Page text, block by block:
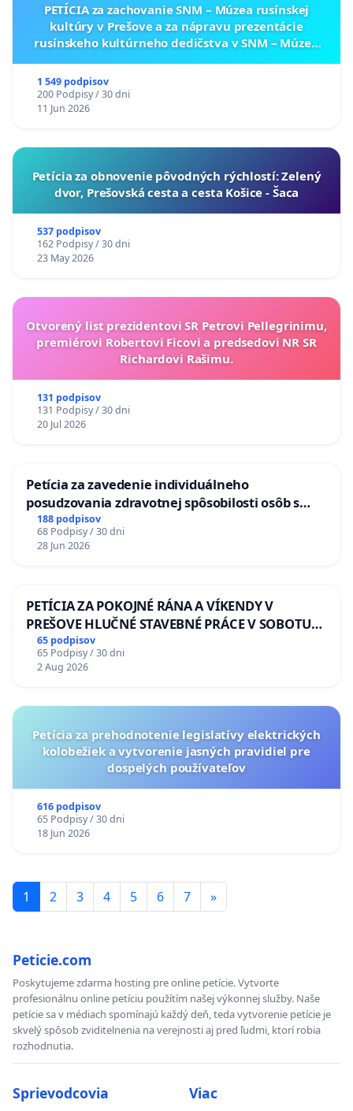
PETÍCIA za zachovanie SNM – Múzea rusínskej
kultúry v Prešove a za nápravu prezentácie
rusínskeho kultúrneho dedičstva v SNM – Múzeu
1 549 podpisov
200 Podpisy / 30 dni
11 Jun 2026
​Petícia za obnovenie pôvodných rýchlostí: Zelený
dvor, Prešovská cesta a cesta Košice - Šaca
537 podpisov
162 Podpisy / 30 dni
23 May 2026
Otvorený list prezidentovi SR Petrovi Pellegrinimu,
premiérovi Robertovi Ficovi a predsedovi NR SR
Richardovi Rašimu.
131 podpisov
131 Podpisy / 30 dni
20 Jul 2026
Petícia za zavedenie individuálneho
posudzovania zdravotnej spôsobilosti osôb s
diabetom 1. a 2. typu pri prijímaní do
Policajného zboru SR
188 podpisov
68 Podpisy / 30 dni
28 Jun 2026
PETÍCIA ZA POKOJNÉ RÁNA A VÍKENDY V
PREŠOVE HLUČNÉ STAVEBNÉ PRÁCE V SOBOTU
LEN OD 9.00 DO 13.00 HOD., CEZ PRACOVNÝ
TÝŽDEŇ CIEĽ 8.00 – 18.00 HOD. A PRAVIDELNÁ
KONTROLA STAVBY C-AREA NA
65 podpisov
65 Podpisy / 30 dni
2 Aug 2026
Petícia za prehodnotenie legislatívy elektrických
kolobežiek a vytvorenie jasných pravidiel pre
dospelých používateľov
616 podpisov
65 Podpisy / 30 dni
18 Jun 2026
1 2 3 4 5 6 7 »
Peticie.com
Poskytujeme zdarma hosting pre online petície. Vytvorte
profesionálnu online petíciu použítím našej výkonnej služby. Naše
petície sa v médiach spomínajú každý deň, teda vytvorenie petície je
skvelý spôsob zviditelnenia na verejnosti aj pred ľudmi, ktorí robia
rozhodnutia.
Sprievodcovia Viac